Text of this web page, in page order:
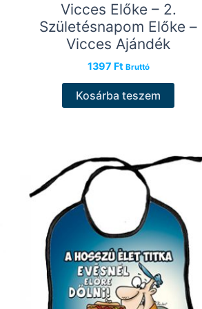
Vicces Előke – 2.
Születésnapom Előke –
Vicces Ajándék
1397 Ft Bruttó
Kosárba teszem